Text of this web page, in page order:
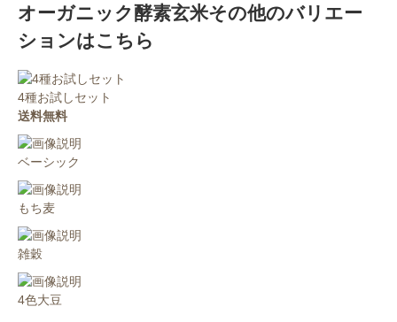
オーガニック酵素玄米その他のバリエー
ションはこちら
4種お試しセット
送料無料
ベーシック
もち麦
雑穀
4色大豆